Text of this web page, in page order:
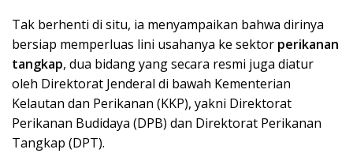
Tak berhenti di situ, ia menyampaikan bahwa dirinya
bersiap memperluas lini usahanya ke sektor perikanan
tangkap, dua bidang yang secara resmi juga diatur
oleh Direktorat Jenderal di bawah Kementerian
Kelautan dan Perikanan (KKP), yakni Direktorat
Perikanan Budidaya (DPB) dan Direktorat Perikanan
Tangkap (DPT).